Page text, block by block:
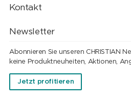
Kontakt
Newsletter
Abonnieren Sie unseren CHRISTIAN
keine Produktneuheiten, Aktionen,
Jetzt profitieren